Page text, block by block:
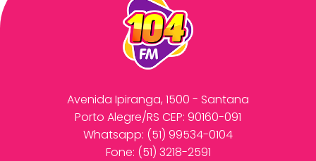
Avenida Ipiranga, 1500 - Santana
Porto Alegre/RS CEP: 90160-091
Whatsapp: (51) 99534-0104
Fone: (51) 3218-2591